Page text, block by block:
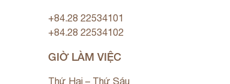
+84.28 22534101
+84.28 22534102
GIỜ LÀM VIỆC
Thứ Hai – Thứ Sáu